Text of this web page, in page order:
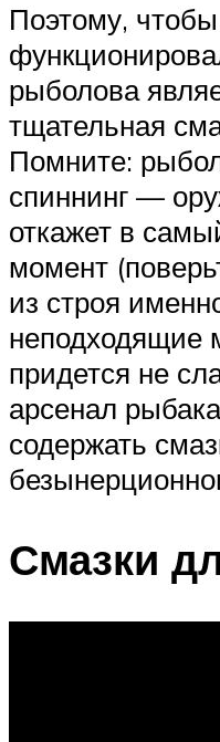
Поэтому,
рыболова
тщательная
Помните:
спиннинг —
откажет в
момент
из строя
неподходящие
придется не
арсенал
содержать
Смазки